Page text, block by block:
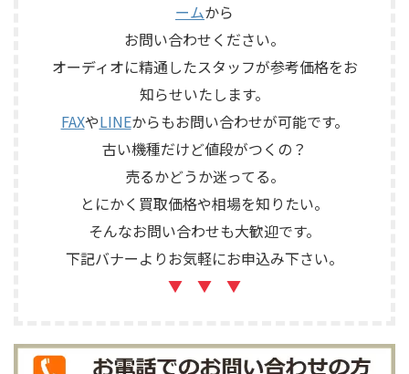
ードの有無、電源部の状態、
接続ケーブル、外観コンディシ
ョン、取扱説明書など付属品の
有無を確認しながら査定いた
しました。 買取商品：Mark
Levinson N ...
の有無を確認しながら査定い
たしました。 買取商品：
ECLIPSE / イクリプス 型番：
TD510MK2 カテゴリ ...
ームから
お問い合わせください。
オーディオに精通したスタッフが参考価格をお
知らせいたします。
FAXやLINEからもお問い合わせが可能です。
古い機種だけど値段がつくの？
売るかどうか迷ってる。
とにかく買取価格や相場を知りたい。
そんなお問い合わせも大歓迎です。
下記バナーよりお気軽にお申込み下さい。
▼ ▼ ▼